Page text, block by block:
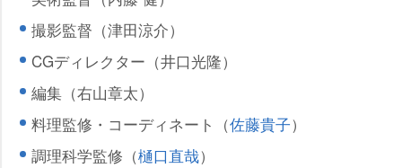
撮影監督（津田涼介）
CGディレクター（井口光隆）
編集（右山章太）
料理監修・コーディネート（佐藤貴子）
調理科学監修（樋口直哉）